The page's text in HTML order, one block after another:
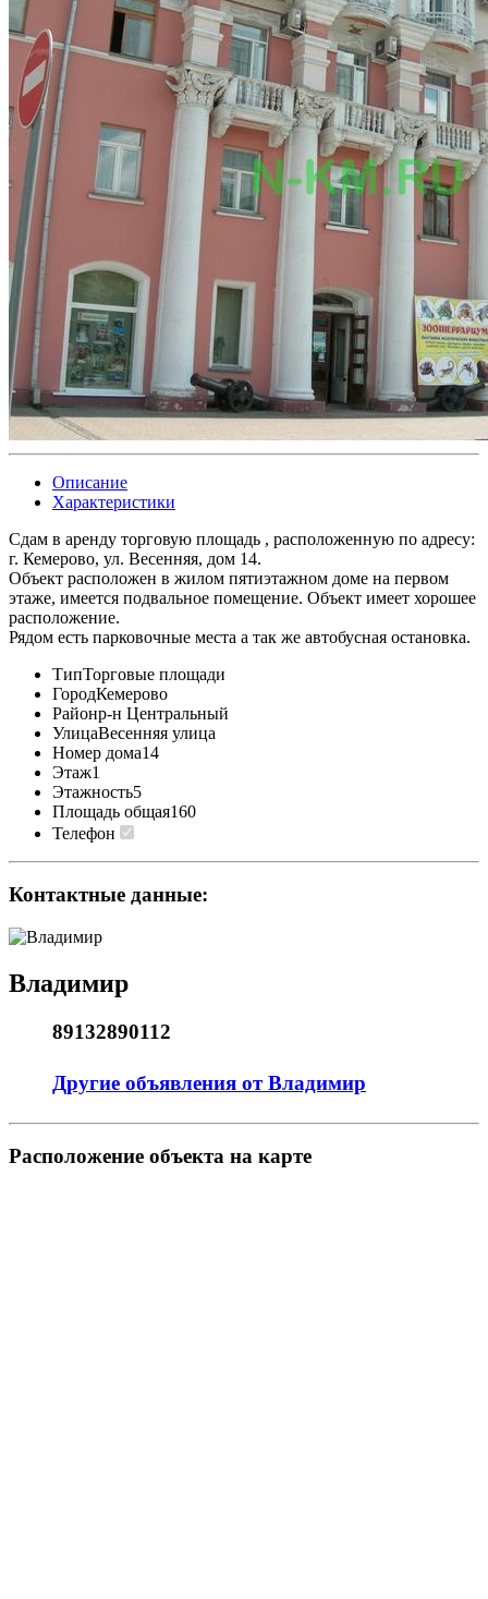
Описание
Характеристики
Сдам в аренду торговую площадь , расположенную по адресу:
г. Кемерово, ул. Весенняя, дом 14.
Объект расположен в жилом пятиэтажном доме на первом
этаже, имеется подвальное помещение. Объект имеет хорошее
расположение.
Рядом есть парковочные места а так же автобусная остановка.
ТипТорговые площади
ГородКемерово
Районр-н Центральный
УлицаВесенняя улица
Номер дома14
Этаж1
Этажность5
Площадь общая160
Телефон
Контактные данные:
Владимир
89132890112
Другие объявления от Владимир
Pасположение объекта на карте